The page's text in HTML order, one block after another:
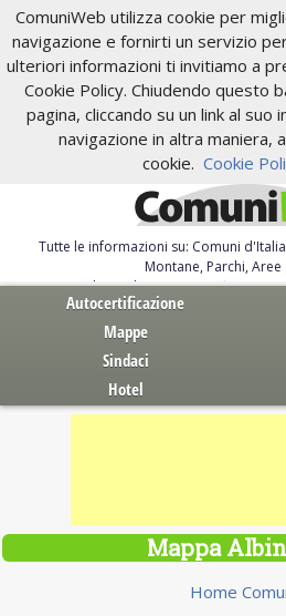
ComuniWeb utilizza cookie per
navigazione e fornirti un servizio
ulteriori informazioni ti invitiamo a
Cookie Policy. Chiudendo questo
pagina, cliccando su un link al
navigazione in altra maniera,
cookie. Cookie
Tutte le informazioni su: Comuni
Montane, Parchi,
Servizi al Cittadino.
Autocertificazione
Mappe
Sindaci
Hotel
Mappa
Home